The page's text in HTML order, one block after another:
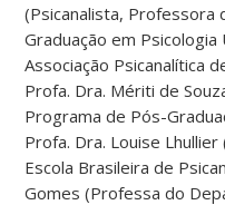
(Psicanalista, Professora
Graduação em Psicologia
Associação Psicanalítica
Profa. Dra. Mériti de
Programa de Pós-
Profa. Dra. Louise
Escola Brasileira de
Gomes (Professa do